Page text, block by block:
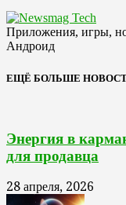
Приложения, игры,
Андроид
ЕЩЁ БОЛЬШЕ
Энергия в
для продавца
28 апреля, 2026